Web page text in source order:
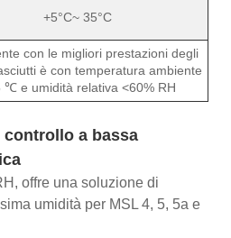
+5°C~ 35°C
con le migliori prestazioni degli
è con temperatura ambiente
℃ e umidità relativa <60% RH
a bassa
offre una soluzione di
umidità per MSL 4, 5, 5a e